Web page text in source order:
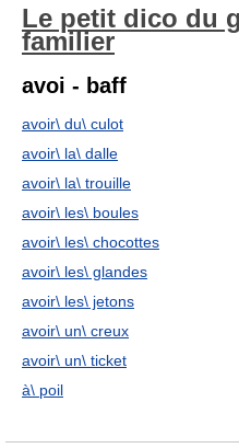
Le petit dico du
familier
avoi - baff
avoir\ du\ culot
avoir\ la\ dalle
avoir\ la\ trouille
avoir\ les\ boules
avoir\ les\ chocottes
avoir\ les\ glandes
avoir\ les\ jetons
avoir\ un\ creux
avoir\ un\ ticket
à\ poil